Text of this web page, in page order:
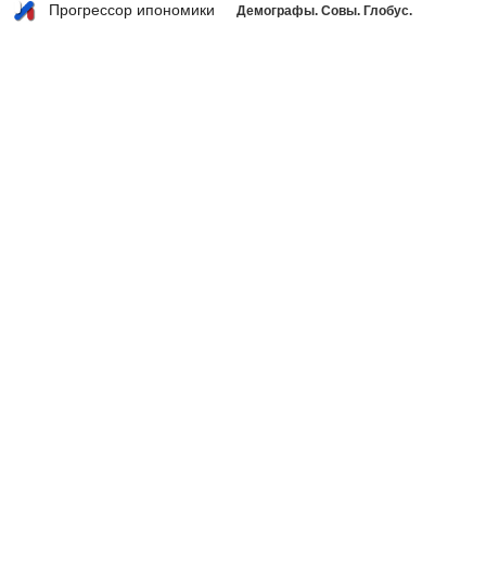
Прогрессор ипономики Демографы. Совы. Глобус.